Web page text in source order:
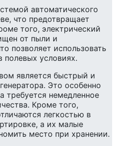
автоматического
что предотвращает
того, электрический
от пыли и
позволяет использовать
полевых условиях.
является быстрый и
Это особенно
требуется немедленное
Кроме того,
легкостью в
а их малые
место при хранении.